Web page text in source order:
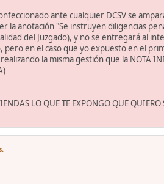
ante cualquier DCSV se
la anotación "Se instruyen diligencias
del Juzgado), y no se entregará al
en el caso que yo expuesto en el
la misma gestión que la NOTA
LO QUE TE EXPONGO QUE